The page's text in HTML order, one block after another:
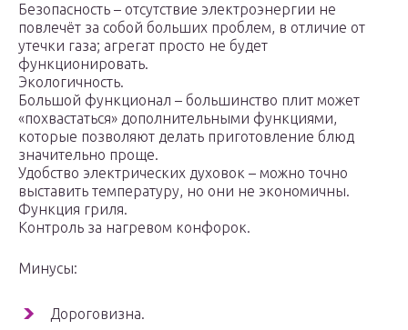
Безопасность – отсутствие электроэнергии не
повлечёт за собой больших проблем, в отличие от
утечки газа; агрегат просто не будет
функционировать.
Экологичность.
Большой функционал – большинство плит может
«похвастаться» дополнительными функциями,
которые позволяют делать приготовление блюд
значительно проще.
Удобство электрических духовок – можно точно
выставить температуру, но они не экономичны.
Функция гриля.
Контроль за нагревом конфорок.
Минусы:
Дороговизна.